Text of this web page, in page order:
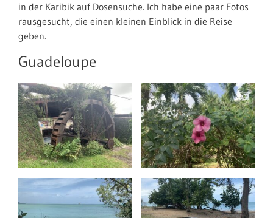
in der Karibik auf Dosensuche. Ich habe eine paar Fotos
rausgesucht, die einen kleinen Einblick in die Reise
geben.
Guadeloupe